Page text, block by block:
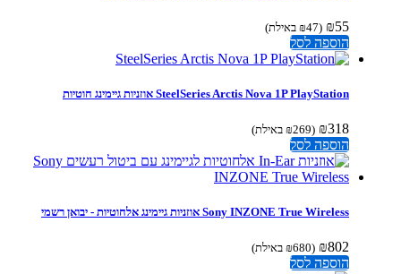
(
₪47 באילת)
הוספה לסל
SteelSeries Arctis Nova 1P PlayStation אוזניות גיימינג חוטיות
₪
(
₪ 269 באילת)
הוספה לסל
Sony INZONE True Wireless אוזניות גיימינג אלחוטיות - יבואן רשמי
₪
(
₪ 680 באילת)
הוספה לסל